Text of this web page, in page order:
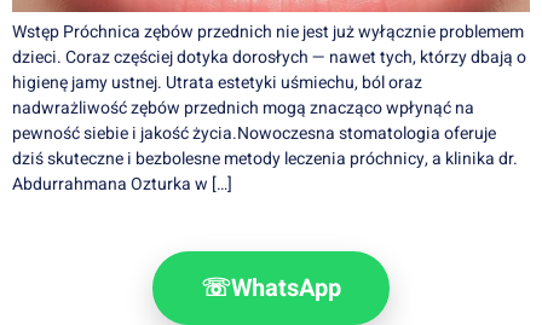
Wstęp Próchnica zębów przednich nie jest już wyłącznie problemem
dzieci. Coraz częściej dotyka dorosłych — nawet tych, którzy dbają o
higienę jamy ustnej. Utrata estetyki uśmiechu, ból oraz
nadwrażliwość zębów przednich mogą znacząco wpłynąć na
pewność siebie i jakość życia.Nowoczesna stomatologia oferuje
dziś skuteczne i bezbolesne metody leczenia próchnicy, a klinika dr.
Abdurrahmana Ozturka w […]
☏WhatsApp